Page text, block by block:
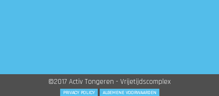
©2017 Activ Tongeren - Vrijetijdscomplex
PRIVACY POLICY ALGEMENE VOORWAARDEN